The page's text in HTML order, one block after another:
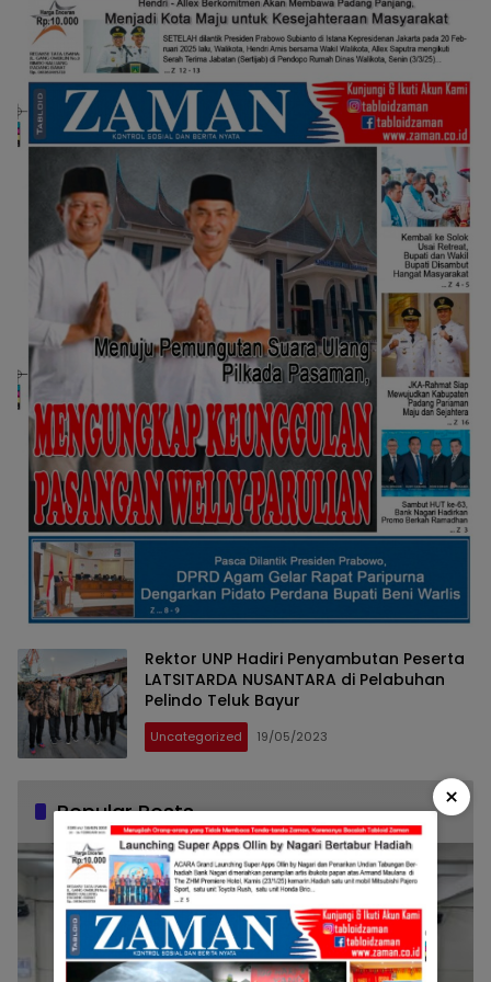
Rektor UNP Hadiri Penyambutan Peserta
LATSITARDA NUSANTARA di Pelabuhan
Pelindo Teluk Bayur
Uncategorized 19/05/2023
Popular Posts ×